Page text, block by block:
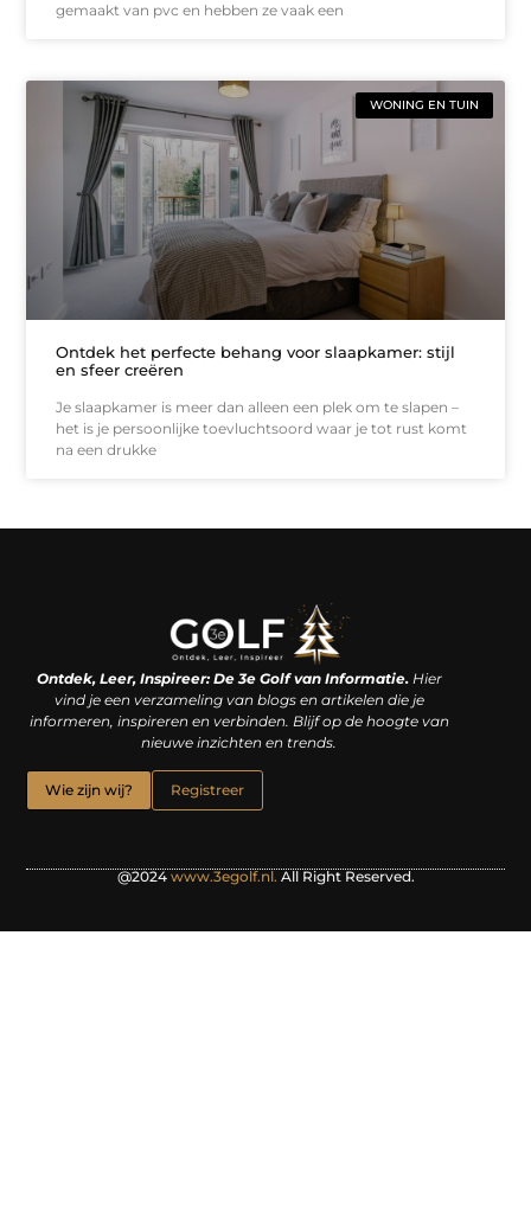
gemaakt van pvc en hebben ze vaak een
WONING EN TUIN
Ontdek het perfecte behang voor slaapkamer: stijl
en sfeer creëren
Je slaapkamer is meer dan alleen een plek om te slapen –
het is je persoonlijke toevluchtsoord waar je tot rust komt
na een drukke
Ontdek, Leer, Inspireer: De 3e Golf van Informatie.Hier
vind je een verzameling van blogs en artikelen die je
informeren, inspireren en verbinden. Blijf op de hoogte van
nieuwe inzichten en trends.
Wie zijn wij? Registreer
@2024www.3egolf.nl.All Right Reserved.